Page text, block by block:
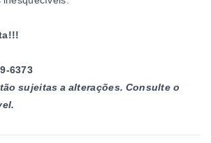
6373
sujeitas a alterações. Consulte o